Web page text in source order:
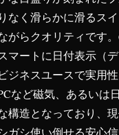
なく滑らかに滑るス
がらクオリティです
マートに日付表示（
ジネスユースで実用
など磁気、あるいは
構造となっており、
ガシ使い倒せる安心